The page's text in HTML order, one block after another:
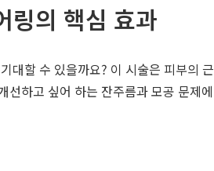
링의 핵심 효과
대할 수 있을까요? 이 시술은 피부의
하고 싶어 하는 잔주름과 모공 문제